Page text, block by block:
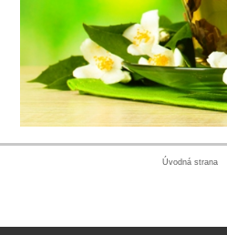
Úvodná strana